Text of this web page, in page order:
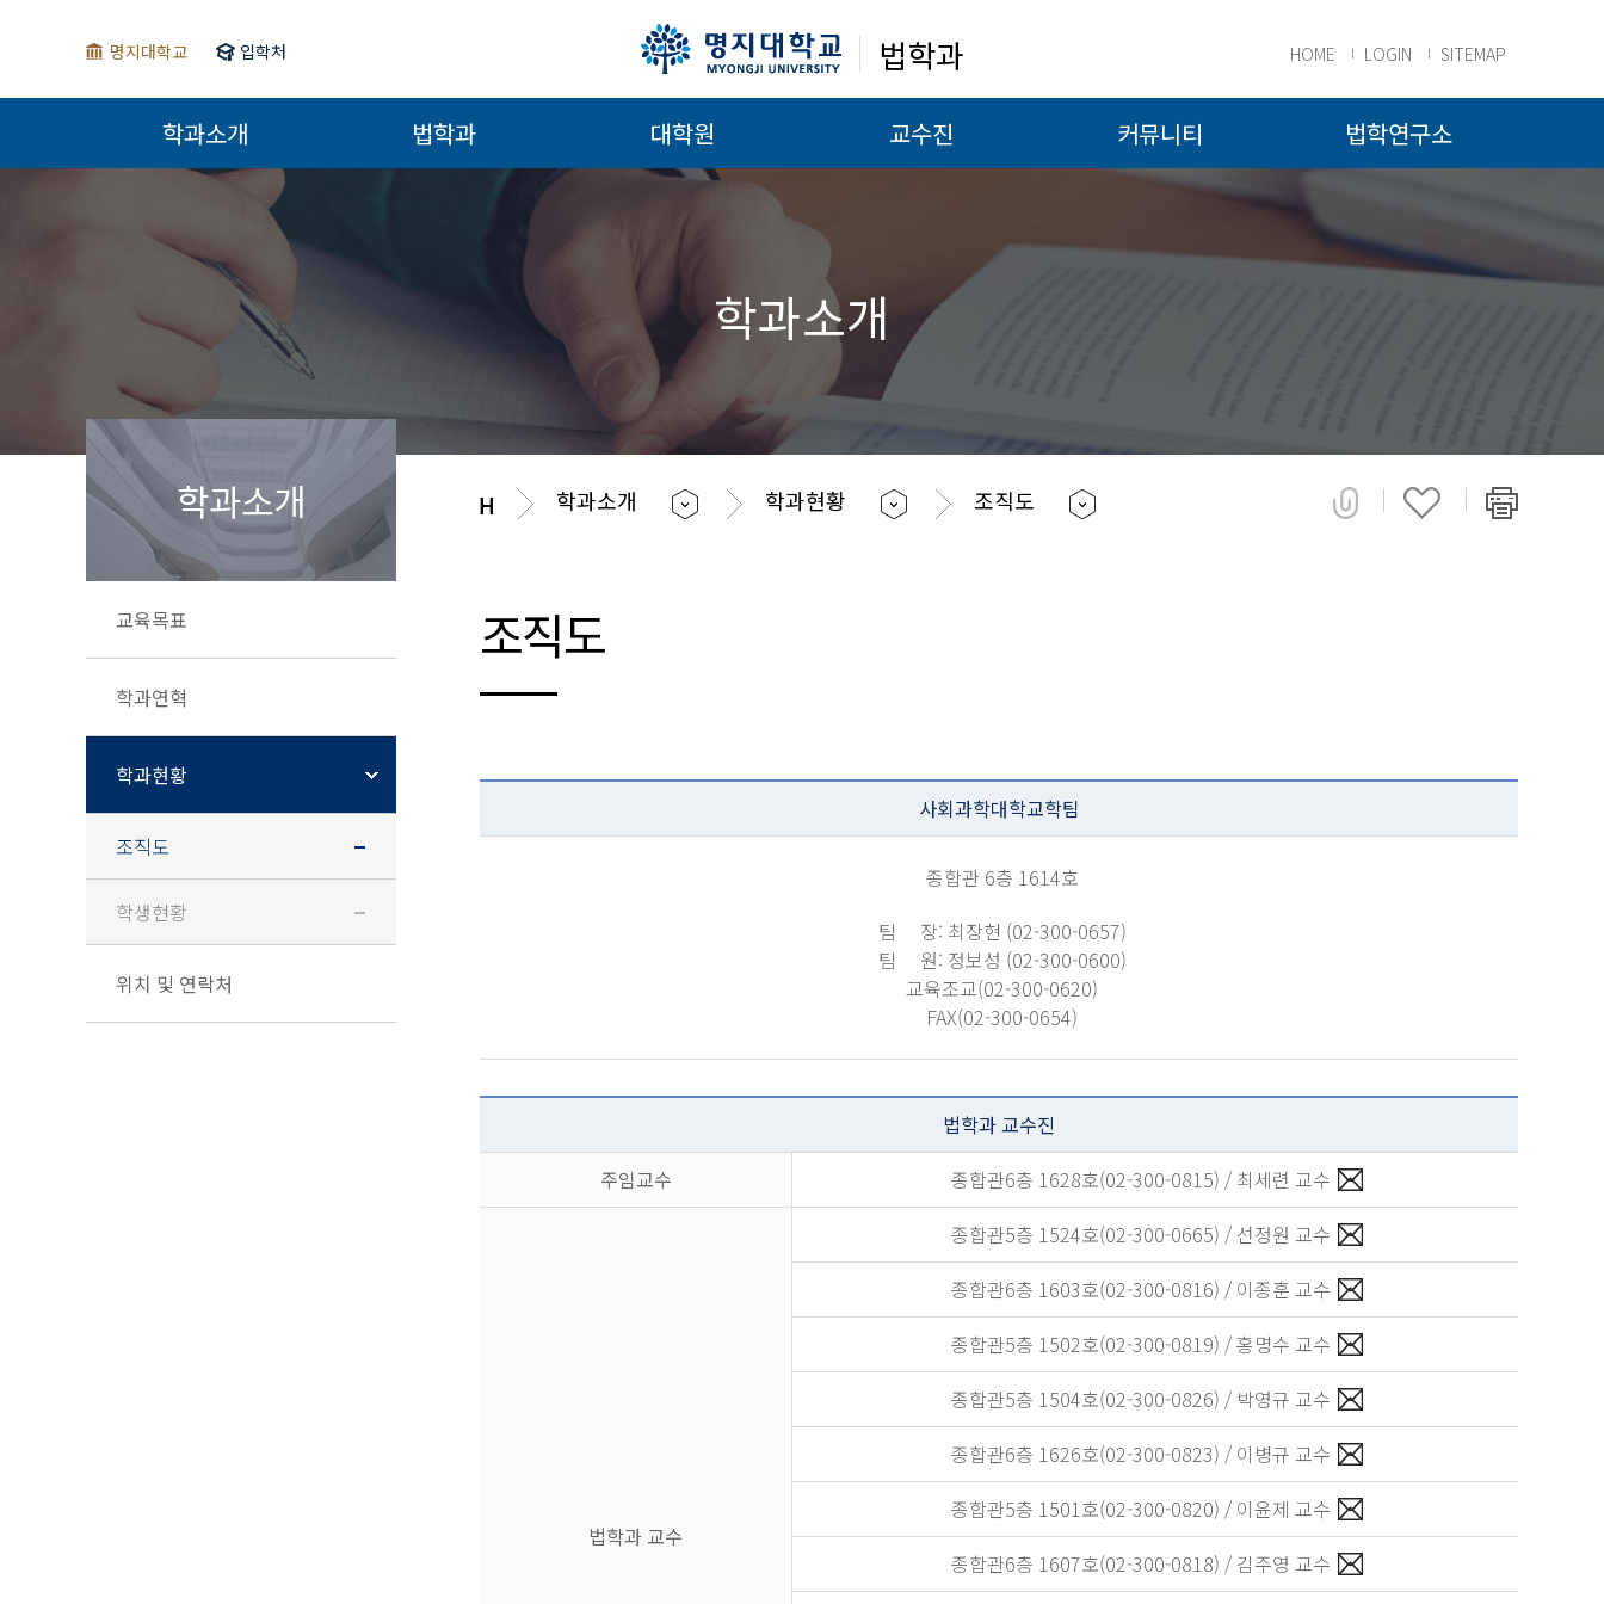
명지대학교 입학처 법학과 HOME LOGIN SITEMAP
학과소개 법학과 대학원 교수진 커뮤니티 법학연구소
학과소개
학과소개
교육목표
학과연혁
학과현황
조직도
학생현황
위치 및 연락처
학과소개 학과현황 조직도
조직도
사회과학대학교학팀
종합관 6층 1614호
팀 장: 최장현 (02-300-0657)
팀 원: 정보성 (02-300-0600)
교육조교(02-300-0620)
FAX(02-300-0654)
법학과 교수진
주임교수
종합관6층 1628호(02-300-0815) / 최세련 교수
법학과 교수
종합관5층 1524호(02-300-0665) / 선정원 교수
종합관6층 1603호(02-300-0816) / 이종훈 교수
종합관5층 1502호(02-300-0819) / 홍명수 교수
종합관5층 1504호(02-300-0826) / 박영규 교수
종합관6층 1626호(02-300-0823) / 이병규 교수
종합관5층 1501호(02-300-0820) / 이윤제 교수
종합관6층 1607호(02-300-0818) / 김주영 교수